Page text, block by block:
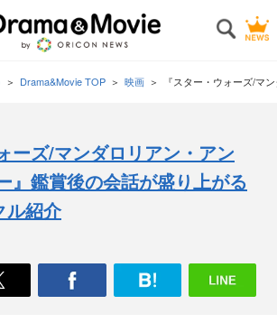
Drama&Movie TOP 映画 『スター・ウォーズ/マ
ーズ/マンダロリアン・アン
』鑑賞後の会話が盛り上がる
ル紹介